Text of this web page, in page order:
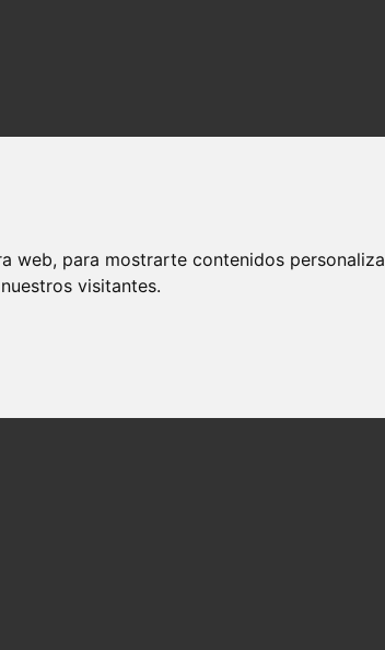
web, para mostrarte contenidos
visitantes.